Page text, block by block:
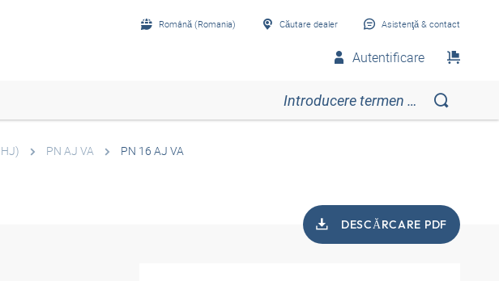
Română (Romania) Căutare dealer Asistenţă & contact
Autentificare
PN AJ VA PN 16 AJ VA
DESCĂRCARE PDF